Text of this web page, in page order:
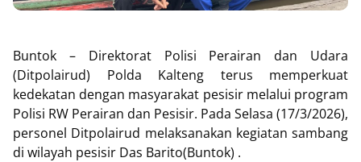
Buntok – Direktorat Polisi Perairan dan Udara
(Ditpolairud) Polda Kalteng terus memperkuat
kedekatan dengan masyarakat pesisir melalui program
Polisi RW Perairan dan Pesisir. Pada Selasa (17/3/2026),
personel Ditpolairud melaksanakan kegiatan sambang
di wilayah pesisir Das Barito(Buntok) .